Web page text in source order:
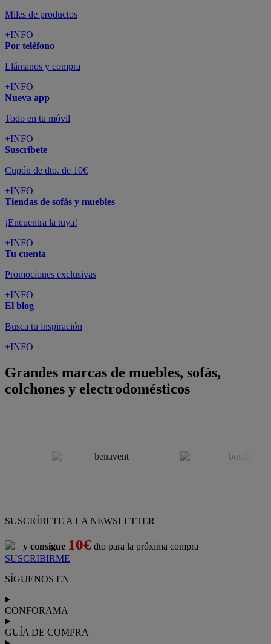
Miles de productos
+INFO
Por teléfono
Llámanos y compra
+INFO
Nueva app
Todo en tu móvil
+INFO
Suscríbete
Cupón de dto. de 10€
+INFO
Tiendas de sofás y muebles
¡Encuentra la tuya!
+INFO
Tu cuenta
Promociones exclusivas
+INFO
El blog
Busca tu inspiración
+INFO
Grandes marcas de muebles, sofás,
colchones y electrodomésticos
SUSCRÍBETE A LA NEWSLETTER
y consigue 10€ dto para la próxima compra
SUSCRIBIRME
SÍGUENOS EN
CONFORAMA
GUÍA DE COMPRA